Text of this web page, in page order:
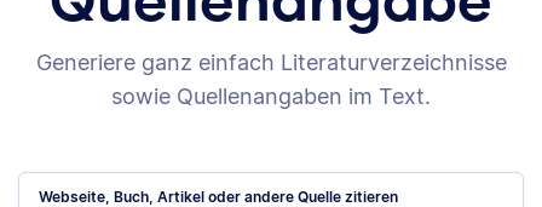
Generiere ganz einfach Literaturverzeichnisse
sowie Quellenangaben im Text.
Webseite, Buch, Artikel oder andere Quelle zitieren